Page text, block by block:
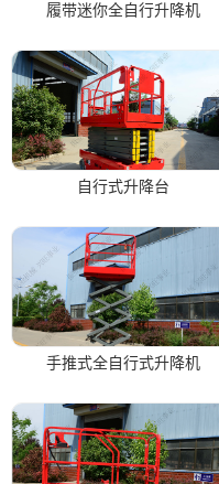
履带迷你全自行升降机
自行式升降台
手推式全自行式升降机